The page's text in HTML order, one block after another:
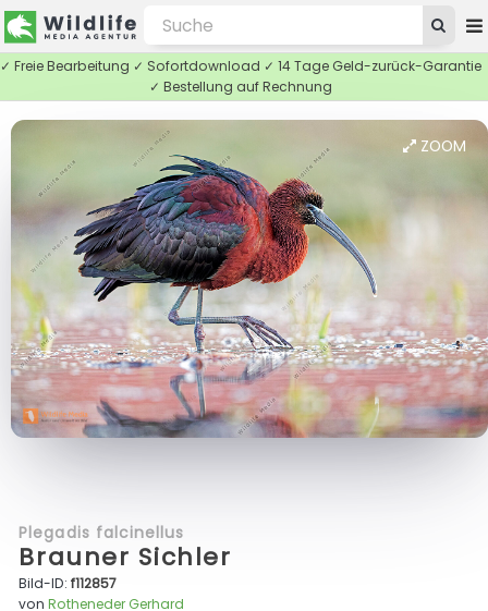
✓ Freie Bearbeitung ✓ Sofortdownload ✓ 14 Tage Geld-zurück-Garantie
✓ Bestellung auf Rechnung
ZOOM
Plegadis falcinellus
Brauner Sichler
Bild-ID:f112857
vonRotheneder Gerhard